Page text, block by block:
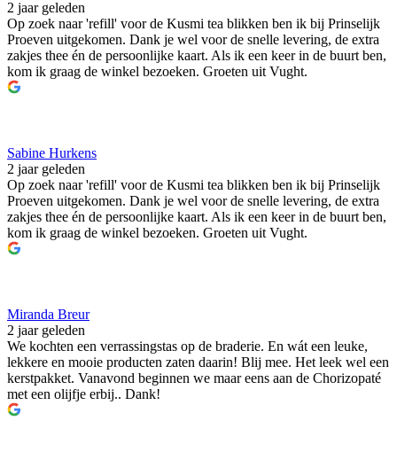
2 jaar geleden
Op zoek naar 'refill' voor de Kusmi tea blikken ben ik bij Prinselijk
Proeven uitgekomen. Dank je wel voor de snelle levering, de extra
zakjes thee én de persoonlijke kaart. Als ik een keer in de buurt ben,
kom ik graag de winkel bezoeken. Groeten uit Vught.
Sabine Hurkens
2 jaar geleden
Op zoek naar 'refill' voor de Kusmi tea blikken ben ik bij Prinselijk
Proeven uitgekomen. Dank je wel voor de snelle levering, de extra
zakjes thee én de persoonlijke kaart. Als ik een keer in de buurt ben,
kom ik graag de winkel bezoeken. Groeten uit Vught.
Miranda Breur
2 jaar geleden
We kochten een verrassingstas op de braderie. En wát een leuke,
lekkere en mooie producten zaten daarin! Blij mee. Het leek wel een
kerstpakket. Vanavond beginnen we maar eens aan de Chorizopaté
met een olijfje erbij.. Dank!